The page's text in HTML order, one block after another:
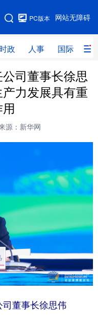
网站无障碍
PC版本
时政 人事 国际 财
时政 人事
网评 港澳
图片 政务
汽车
信息化
银龄
能源
时尚 悦读
亚太网 上市公司
司董事长徐思
力发展具有重
源：新华网
司董事长徐思伟